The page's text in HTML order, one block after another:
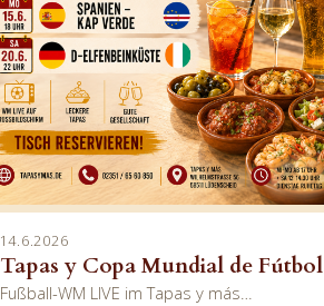
14.6.2026
Tapas y Copa Mundial de Fútbol
Fußball-WM LIVE im Tapas y más…